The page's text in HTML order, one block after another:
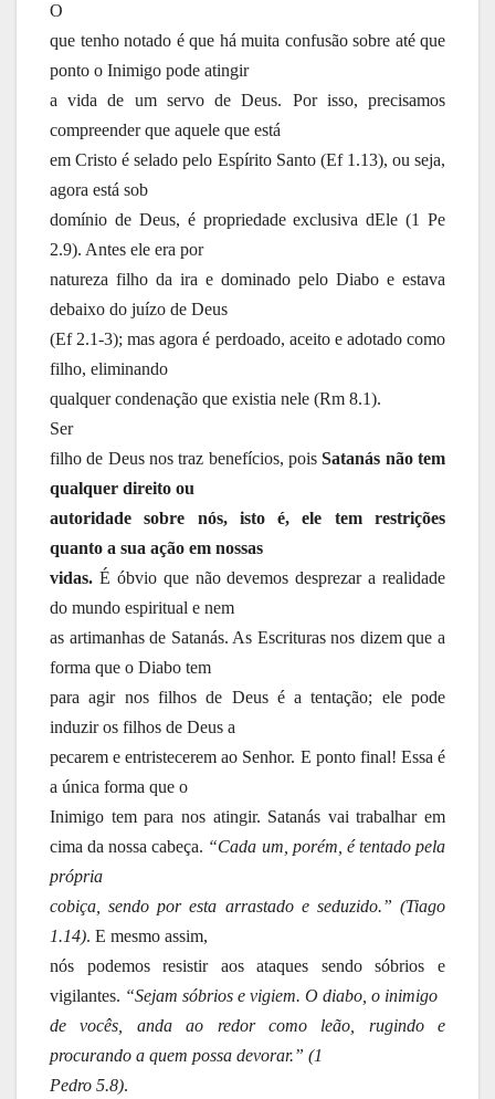
O
que tenho notado é que há muita confusão sobre até que
ponto o Inimigo pode atingir
a vida de um servo de Deus. Por isso, precisamos
compreender que aquele que está
em Cristo é selado pelo Espírito Santo (Ef 1.13), ou seja,
agora está sob
domínio de Deus, é propriedade exclusiva dEle (1 Pe
2.9). Antes ele era por
natureza filho da ira e dominado pelo Diabo e estava
debaixo do juízo de Deus
(Ef 2.1-3); mas agora é perdoado, aceito e adotado como
filho, eliminando
qualquer condenação que existia nele (Rm 8.1).
Ser
filho de Deus nos traz benefícios, poisSatanás não tem
qualquer direito ou
autoridade sobre nós, isto é, ele tem restrições
quanto a sua ação em nossas
vidas. É óbvio que não devemos desprezar a realidade
do mundo espiritual e nem
as artimanhas de Satanás. As Escrituras nos dizem que a
forma que o Diabo tem
para agir nos filhos de Deus é a tentação; ele pode
induzir os filhos de Deus a
pecarem e entristecerem ao Senhor. E ponto final! Essa é
a única forma que o
Inimigo tem para nos atingir. Satanás vai trabalhar em
cima da nossa cabeça. “Cada um, porém, é tentado pela
própria
cobiça, sendo por esta arrastado e seduzido.” (Tiago
1.14). E mesmo assim,
nós podemos resistir aos ataques sendo sóbrios e
vigilantes. “Sejam sóbrios e vigiem. O diabo, o inimigo
de vocês, anda ao redor como leão, rugindo e
procurando a quem possa devorar.” (1
Pedro 5.8).